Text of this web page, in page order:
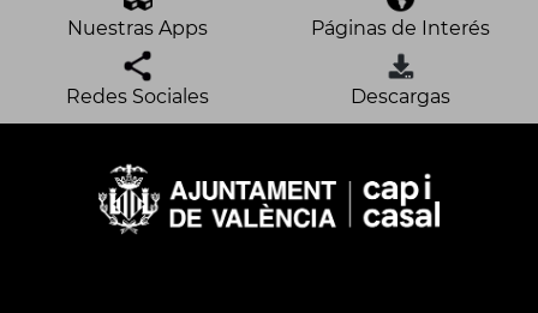
Nuestras Apps Páginas de Interés
Redes Sociales Descargas